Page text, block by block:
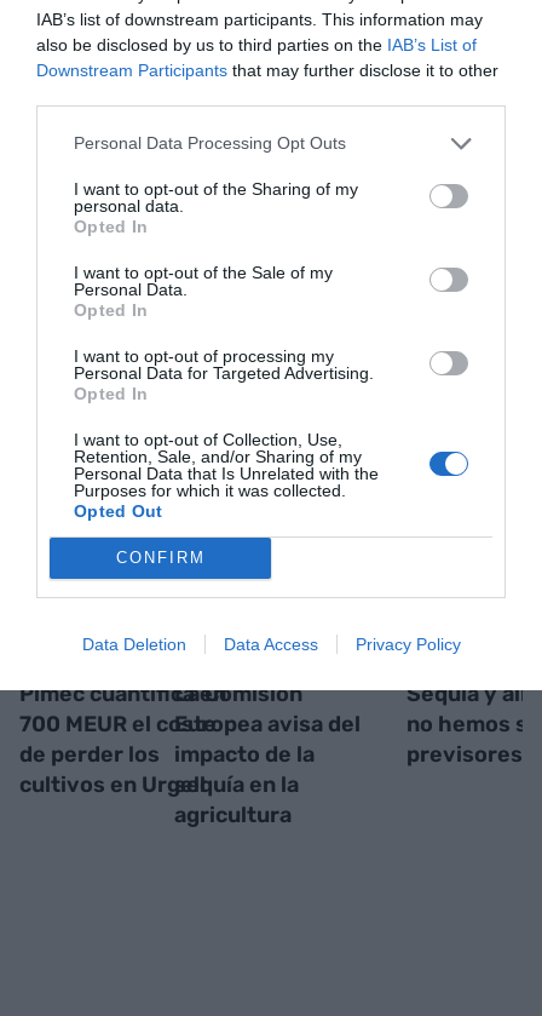
IAB’s list of downstream participants. This information may
also be disclosed by us to third parties on the IAB’s List of
Downstream Participants that may further disclose it to other
Personal Data Processing Opt Outs
I want to opt-out of the Sharing of my
personal data.
Opted In
I want to opt-out of the Sale of my
Personal Data.
Opted In
I want to opt-out of processing my
Personal Data for Targeted Advertising.
Opted In
I want to opt-out of Collection, Use,
Retention, Sale, and/or Sharing of my
Personal Data that Is Unrelated with the
Purposes for which it was collected.
Opted Out
CONFIRM
Data Deletion Data Access Privacy Policy
alimentaria y social".
AñadirVIA Empresacomo fuente preferida
Mantente informado con las últimas noticias de
ACTIVAR AHORA
RELACIONADAS
Pimec cuantifica en
700 MEUR el coste
de perder los
cultivos en Urgell
La Comisión
Europea avisa del
impacto de la
sequía en la
agricultura
Sequía y
no hemos
previsores